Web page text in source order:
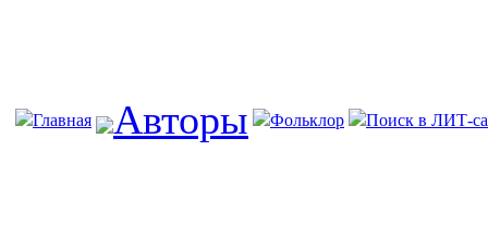
Главная Авторы Фольклор Поиск в ЛИТ-